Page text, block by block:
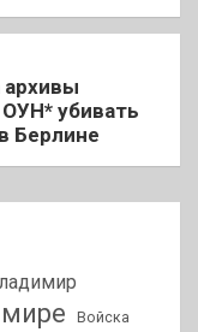
убивать
Берлине
Войска